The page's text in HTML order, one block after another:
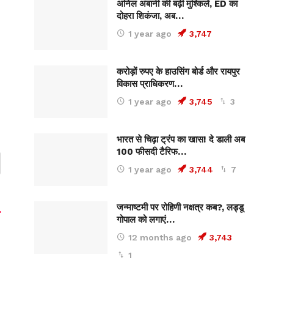
अनिल अंबानी की बढ़ी मुश्किलें, ED का
दोहरा शिकंजा, अब…
1 year ago 3,747
करोड़ों रुपए के हाउसिंग बोर्ड और रायपुर
विकास प्राधिकरण…
1 year ago 3,745 3
भारत से चिढ़ा ट्रंप का खास! दे डाली अब
100 फीसदी टैरिफ…
1 year ago 3,744 7
जन्माष्टमी पर रोहिणी नक्षत्र कब?, लड्डू
गोपाल को लगाएं…
12 months ago
3,743
1